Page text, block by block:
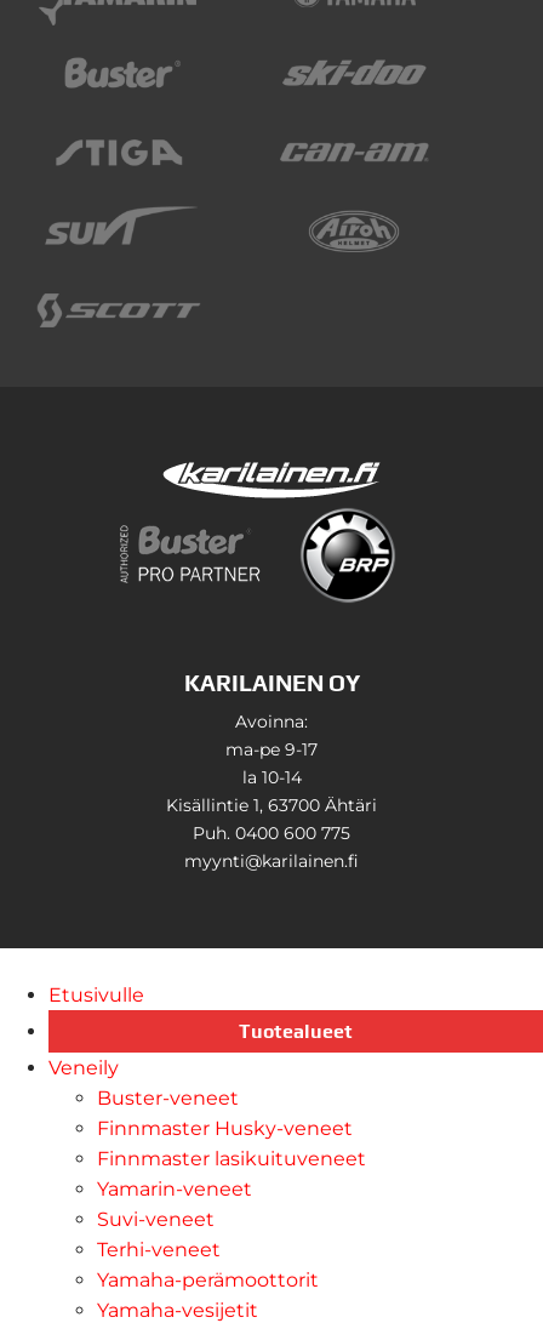
KARILAINEN OY
Avoinna:
ma-pe 9-17
la 10-14
Kisällintie 1, 63700 Ähtäri
Puh. 0400 600 775
myynti@karilainen.fi
Etusivulle
Tuotealueet
Veneily
Buster-veneet
Finnmaster Husky-veneet
Finnmaster lasikuituveneet
Yamarin-veneet
Suvi-veneet
Terhi-veneet
Yamaha-perämoottorit
Yamaha-vesijetit